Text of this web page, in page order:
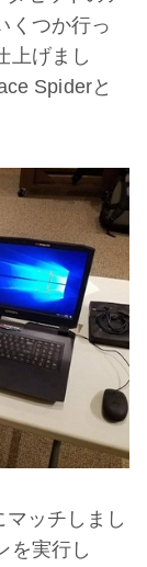
くつか行っ
上げまし
Spiderと
マッチしまし
を実行し